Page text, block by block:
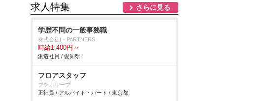
求人特集 さらに見る
学歴不問の一般事務職
株式会社I・PARTNERS
時給1,400円～
派遣社員 / 愛知県
フロアスタッフ
プチオリーブ
正社員 / アルバイト・パート / 東京都